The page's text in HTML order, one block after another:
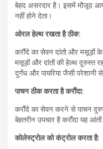
बेहद असरदार है। इसमें मौजूद
नहीं होने देता।
ओरल हेल्थ रखता है ठीक:
करौंदे का सेवन दांतो और मसूड़ों
मसूड़ों और दांतों की हेल्थ दुरुस्त
दुर्गंध और पायरिया जैसी परेशानी
पाचन ठीक करता है करौंदा:
करौंदे का सेवन करने से पाचन
बेहतरीन उपचार है करौंदा यह
कोलेस्ट्रोल को कंट्रोल करता है: